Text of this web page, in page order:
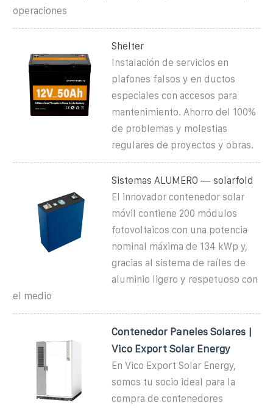
operaciones
Shelter
Instalación de servicios en
plafones falsos y en ductos
especiales con accesos para
mantenimiento. Ahorro del 100%
de problemas y molestias
regulares de proyectos y obras.
Sistemas ALUMERO — solarfold
El innovador contenedor solar
móvil contiene 200 módulos
fotovoltaicos con una potencia
nominal máxima de 134 kWp y,
gracias al sistema de raíles de
aluminio ligero y respetuoso con
el medio
Contenedor Paneles Solares |
Vico Export Solar Energy
En Vico Export Solar Energy,
somos tu socio ideal para la
compra de contenedores